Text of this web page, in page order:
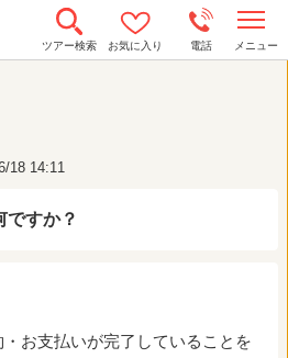
ツアー検索 お気に入り 電話 メニュー
o
18 14:11
ですか？
お支払いが完了していることを